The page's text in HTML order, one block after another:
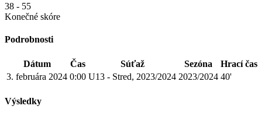
38 - 55
Konečné skóre
Podrobnosti
Dátum Čas Súťaž Sezóna
Hrací čas
3. februára 2024 0:00 U13 - Stred, 2023/2024 2023/2024 40'
Výsledky